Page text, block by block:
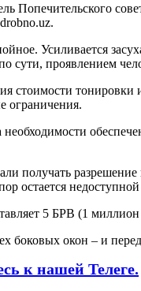
Попечительского
Усиливается
проявлением
тонировки
ограничения.
получать
остается
5 БРВ (1
боковых окон – и
к нашей Телеге.